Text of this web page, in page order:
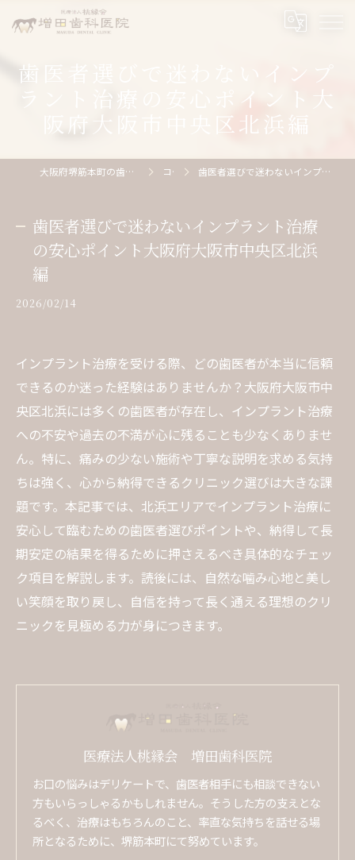
歯医者選びで迷わないインプ
ラント治療の安心ポイント大
阪府大阪市中央区北浜編
大阪府堺筋本町の歯医者なら医療法人桃縁会増田歯科医院 コラム 歯医者選びで迷わないインプラント治療の安心ポイント大阪府大阪市中央区北浜編
歯医者選びで迷わないインプラント治療
の安心ポイント大阪府大阪市中央区北浜
編
2026/02/14
インプラント治療を受ける際、どの歯医者が本当に信頼
できるのか迷った経験はありませんか？大阪府大阪市中
央区北浜には多くの歯医者が存在し、インプラント治療
への不安や過去の不満が心に残ることも少なくありませ
ん。特に、痛みの少ない施術や丁寧な説明を求める気持
ちは強く、心から納得できるクリニック選びは大きな課
題です。本記事では、北浜エリアでインプラント治療に
安心して臨むための歯医者選びポイントや、納得して長
期安定の結果を得るために押さえるべき具体的なチェッ
ク項目を解説します。読後には、自然な噛み心地と美し
い笑顔を取り戻し、自信を持って長く通える理想のクリ
ニックを見極める力が身につきます。
医療法人桃縁会 増田歯科医院
お口の悩みはデリケートで、歯医者相手にも相談できない
方もいらっしゃるかもしれません。そうした方の支えとな
るべく、治療はもちろんのこと、率直な気持ちを話せる場
所となるために、堺筋本町にて努めています。